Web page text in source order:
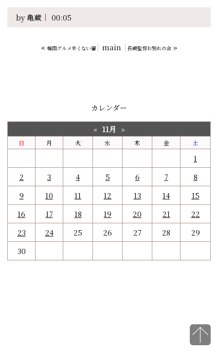
by亀蔵 00:05
« 韓国グルメ辛くない編 main 長嶋監督お別れの会 »
カレンダー
« 11月 »
日 月 火 水 木 金 土
1
2
3 4 5 6 7
8
9
10 11 12 13 14
15
16
17 18 19 20 21
22
23
24 25 26 27 28
29
30